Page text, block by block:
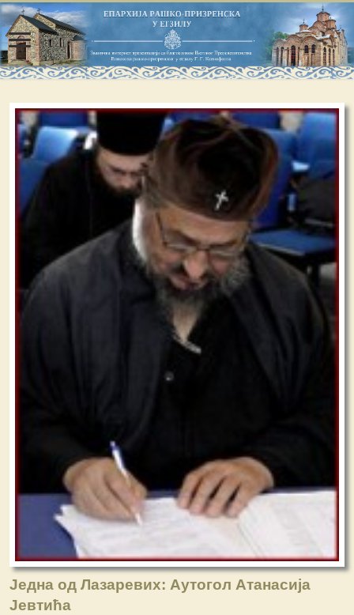
Једна од Лазаревих: Аутогол Атанасија
Јевтића